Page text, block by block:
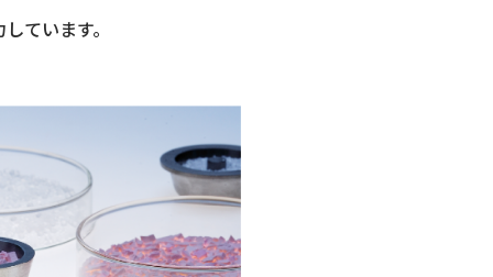
ています。